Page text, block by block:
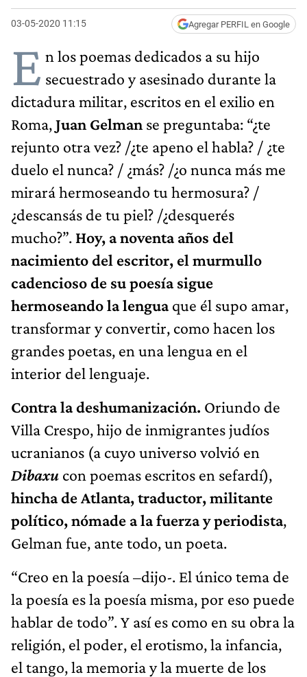
03-05-2020 11:15 Agregar PERFIL en Google
E n los poemas dedicados a su hijo
secuestrado y asesinado durante la
dictadura militar, escritos en el exilio en
Roma,Juan Gelman se preguntaba: “¿te
rejunto otra vez? /¿te apeno el habla? / ¿te
duelo el nunca? / ¿más? /¿o nunca más me
mirará hermoseando tu hermosura? /
¿descansás de tu piel? /¿desquerés
mucho?”. Hoy, a noventa años del
nacimiento del escritor, el murmullo
cadencioso de su poesía sigue
hermoseando la lenguaque él supo amar,
transformar y convertir, como hacen los
grandes poetas, en una lengua en el
interior del lenguaje.
Contra la deshumanización. Oriundo de
Villa Crespo, hijo de inmigrantes judíos
ucranianos (a cuyo universo volvió en
Dibaxu con poemas escritos en sefardí),
hincha de Atlanta, traductor, militante
político, nómade a la fuerza y periodista,
Gelman fue, ante todo, un poeta.
“Creo en la poesía –dijo-. El único tema de
la poesía es la poesía misma, por eso puede
hablar de todo”. Y así es como en su obra la
religión, el poder, el erotismo, la infancia,
el tango, la memoria y la muerte de los